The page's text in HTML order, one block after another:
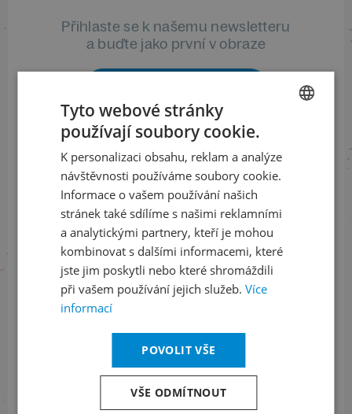
Přihlaste se k našemu newsletteru
a buďte jako první v obraze
Sledujte nás na sociálních sítích
LinkedInflickr
Informace o stavu objednávek
+420 461 049 232
Informace o programu
+420 257 310 414
ENGLISH
Tyto webové stránky
používají soubory cookie.
K personalizaci obsahu, reklam a analýze
návštěvnosti používáme soubory cookie.
Informace o vašem používání našich
stránek také sdílíme s našimi reklamními
a analytickými partnery, kteří je mohou
kombinovat s dalšími informacemi, které
jste jim poskytli nebo které shromáždili
při vašem používání jejich služeb. Více
informací
POVOLIT VŠE
VŠE ODMÍTNOUT